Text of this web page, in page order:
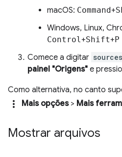
macOS: Command+
Windows, Linux,
Control+Shift+P
Comece a digitar sources
painel "Origens" e
Como alternativa, no canto
more_vert Mais opções> Mais
Mostrar arquivos